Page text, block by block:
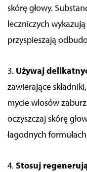
skórę głowy.
leczniczych
przyspieszają
3. Używaj
zawierające
mycie włosów
oczyszczaj skórę
łagodnych
4. Stosuj